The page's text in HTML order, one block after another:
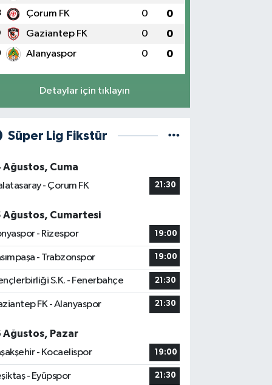
Çorum FK 0 0
Gaziantep FK 0 0
Alanyaspor 0 0
Detaylar için tıklayın
Süper Lig Fikstür
Ağustos, Cuma
- Çorum FK
21:30
Ağustos, Cumartesi
- Rizespor
19:00
- Trabzonspor 19:00
S.K. - Fenerbahçe 21:30
FK - Alanyaspor 21:30
Ağustos, Pazar
- Kocaelispor
19:00
- Eyüpspor 21:30